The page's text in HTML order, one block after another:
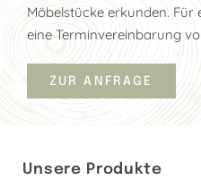
Möbelstücke erkunden.
eine Terminvereinbarung
ZUR ANFRAGE
Unsere Produkte